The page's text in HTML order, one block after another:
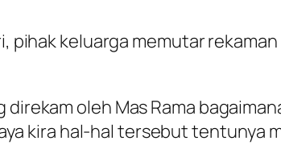
pihak keluarga memutar
oleh Mas Rama
kira hal-hal tersebut tentunya